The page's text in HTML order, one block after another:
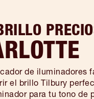
de iluminadores
el brillo Tilbury
para tu tono de